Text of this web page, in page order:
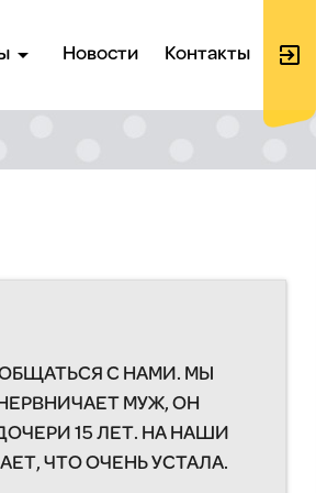
arrow_drop_down Новости Контакты exit_to_app
С НАМИ. МЫ
МУЖ, ОН
15 ЛЕТ. НА НАШИ
ЧТО ОЧЕНЬ УСТАЛА.